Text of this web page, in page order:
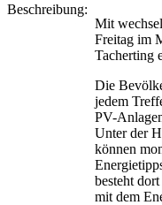
Beschreibung:
Mit
Freitag im
Tacherting
Die
jedem
PV-
Unter der
können
besteht
mit dem